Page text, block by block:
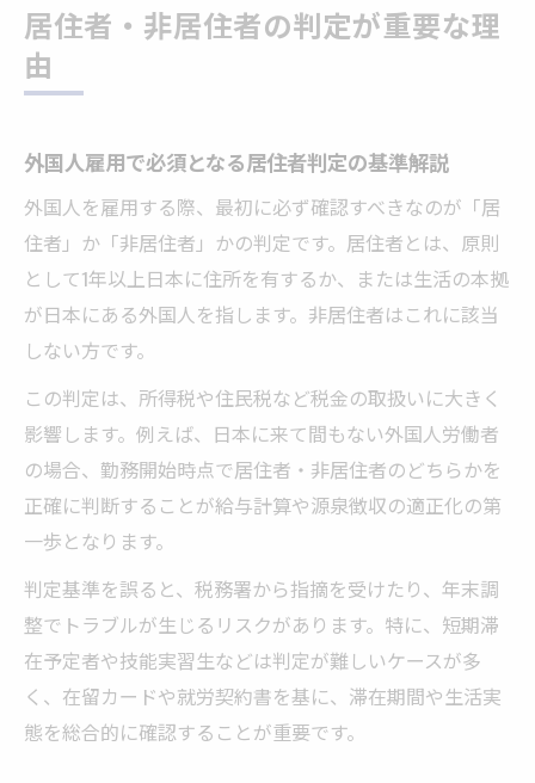
居住者・非居住者の判定が重要な理
由
外国人雇用で必須となる居住者判定の基準解説
外国人を雇用する際、最初に必ず確認すべきなのが「居
住者」か「非居住者」かの判定です。居住者とは、原則
として1年以上日本に住所を有するか、または生活の本拠
が日本にある外国人を指します。非居住者はこれに該当
しない方です。
この判定は、所得税や住民税など税金の取扱いに大きく
影響します。例えば、日本に来て間もない外国人労働者
の場合、勤務開始時点で居住者・非居住者のどちらかを
正確に判断することが給与計算や源泉徴収の適正化の第
一歩となります。
判定基準を誤ると、税務署から指摘を受けたり、年末調
整でトラブルが生じるリスクがあります。特に、短期滞
在予定者や技能実習生などは判定が難しいケースが多
く、在留カードや就労契約書を基に、滞在期間や生活実
態を総合的に確認することが重要です。